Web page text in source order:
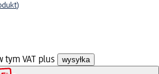
)
tym VAT plus wysyłka